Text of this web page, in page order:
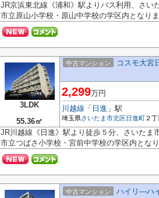
JR京浜東北線《浦和》駅よりバス利用、さい
市立原山小学校・原山中学校の学区内となり
3LDK
55.36㎡
中古マンション コスモ大宮
2,299万円
川越線 「 日進 」駅
埼玉県さいたま市北区日進町 ２
JR川越線《日進》駅より徒歩５分、さいたま
市立つばさ小学校・宮前中学校の学区内とな
中古マンション ハイリ―ハ